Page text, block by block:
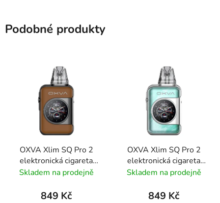
Podobné produkty
OXVA Xlim SQ Pro 2
elektronická cigareta
1600mAh Brown
Skladem na prodejně
849 Kč
OXVA Xlim SQ Pro 2
elektronická cigareta
1600mAh Celadon
Skladem na prodejně
849 Kč